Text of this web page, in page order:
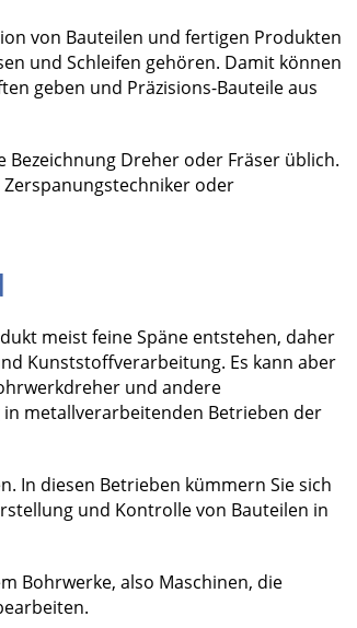
von Bauteilen und fertigen Produkten
und Schleifen gehören. Damit können
geben und Präzisions-Bauteile aus
Bezeichnung Dreher oder Fräser üblich.
oder
meist feine Späne entstehen, daher
Kunststoffverarbeitung. Es kann aber
und andere
metallverarbeitenden Betrieben der
In diesen Betrieben kümmern Sie sich
und Kontrolle von Bauteilen in
Bohrwerke, also Maschinen, die
Bezahlte Umfragen - Die besten
Arbeitslosengeld: Wofür bekommt